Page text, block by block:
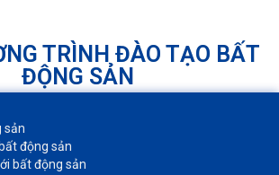
TRÌNH ĐÀO TẠO BẤT
ĐỘNG SẢN
sản
động sản
bất động sản​